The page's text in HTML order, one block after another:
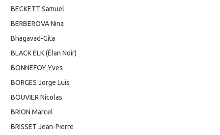
BECKETT Samuel
BERBEROVA Nina
Bhagavad-Gita
BLACK ELK (Élan Noir)
BONNEFOY Yves
BORGES Jorge Luis
BOUVIER Nicolas
BRION Marcel
BRISSET Jean-Pierre